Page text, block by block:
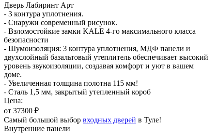
Дверь Лабиринт Арт
- 3 контура уплотнения.
- Снаружи современный рисунок.
- Взломостойкие замки KALE 4-го максимального класса
безопасности
- Шумоизоляция: 3 контура уплотнения, МДФ панели и
двухслойный базальтовый утеплитель обеспечивает высокий
уровень звукоизоляции, создавая комфорт и уют в вашем
доме.
- Увеличенная толщина полотна 115 мм!
- Сталь 1,5 мм, закрытый утепленный короб
Цена:
от 37300 ₽
Самый большой выбор входных дверей в Туле!
Внутренние панели